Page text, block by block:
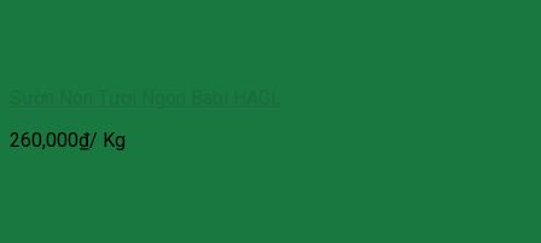
260,000₫/ Kg